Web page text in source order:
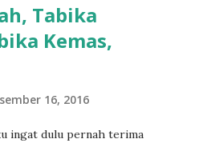
Tabika
Kemas,
16, 2016
ingat dulu pernah terima